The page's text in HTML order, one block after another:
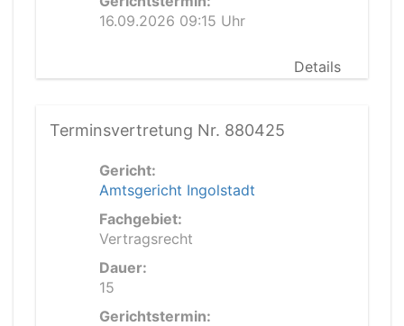
16.09.2026 09:15 Uhr
Details
Terminsvertretung Nr. 880425
Gericht:
Amtsgericht Ingolstadt
Fachgebiet:
Vertragsrecht
Dauer:
15
Gerichtstermin: